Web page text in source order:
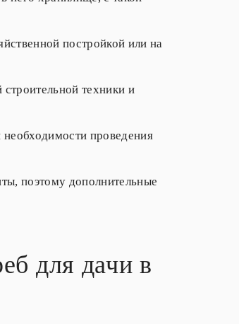
постройкой или на
техники и
необходимости проведения
поэтому дополнительные
для дачи в